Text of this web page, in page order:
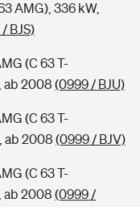
AMG), 336 kW,
BJS)
(C 63 T-
ab 2008 (0999 / BJU)
(C 63 T-
ab 2008 (0999 / BJV)
(C 63 T-
ab 2008 (0999 /